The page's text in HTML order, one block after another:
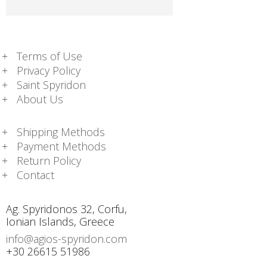
Terms of Use
Privacy Policy
Saint Spyridon
About Us
Shipping Methods
Payment Methods
Return Policy
Contact
Ag. Spyridonos 32, Corfu,
Ionian Islands, Greece
info@agios-spyridon.com
+30 26615 51986